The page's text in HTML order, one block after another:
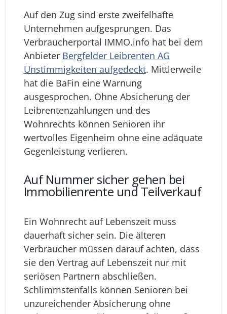
Auf den Zug sind erste zweifelhafte
Unternehmen aufgesprungen. Das
Verbraucherportal IMMO.info hat bei dem
Anbieter Bergfelder Leibrenten AG
Unstimmigkeiten aufgedeckt. Mittlerweile
hat die BaFin eine Warnung
ausgesprochen. Ohne Absicherung der
Leibrentenzahlungen und des
Wohnrechts können Senioren ihr
wertvolles Eigenheim ohne eine adäquate
Gegenleistung verlieren.
Auf Nummer sicher gehen bei
Immobilienrente und Teilverkauf
Ein Wohnrecht auf Lebenszeit muss
dauerhaft sicher sein. Die älteren
Verbraucher müssen darauf achten, dass
sie den Vertrag auf Lebenszeit nur mit
seriösen Partnern abschließen.
Schlimmstenfalls können Senioren bei
unzureichender Absicherung ohne